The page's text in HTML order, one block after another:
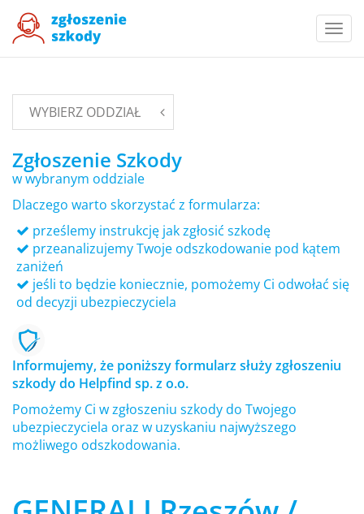
WYBIERZ ODDZIAŁ
Zgłoszenie Szkody
w wybranym oddziale
Dlaczego warto skorzystać z formularza:
prześlemy instrukcję jak zgłosić szkodę
przeanalizujemy Twoje odszkodowanie pod kątem
zaniżeń
jeśli to będzie koniecznie, pomożemy Ci odwołać się
od decyzji ubezpieczyciela
Informujemy, że poniższy formularz służy zgłoszeniu
szkody do Helpfind sp. z o.o.
Pomożemy Ci w zgłoszeniu szkody do Twojego
ubezpieczyciela oraz w uzyskaniu najwyższego
możliwego odszkodowania.